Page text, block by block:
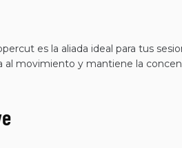
es la aliada ideal para tus
al movimiento y mantiene la